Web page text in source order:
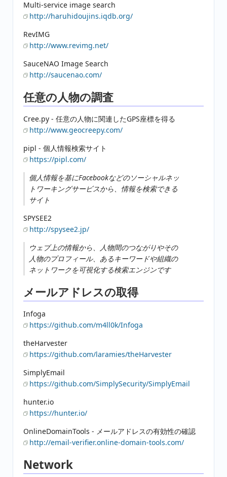
Multi-service image search
http://haruhidoujins.iqdb.org/
RevIMG
http://www.revimg.net/
SauceNAO Image Search
http://saucenao.com/
任意の人物の調査
Cree.py - 任意の人物に関連したGPS座標を得る
http://www.geocreepy.com/
pipl - 個人情報検索サイト
https://pipl.com/
個人情報を基にFacebookなどのソーシャルネッ
トワーキングサービスから、情報を検索できる
サイト
SPYSEE2
http://spysee2.jp/
ウェブ上の情報から、人物間のつながりやその
人物のプロフィール、あるキーワードや組織の
ネットワークを可視化する検索エンジンです
メールアドレスの取得
Infoga
https://github.com/m4ll0k/Infoga
theHarvester
https://github.com/laramies/theHarvester
SimplyEmail
https://github.com/SimplySecurity/SimplyEmail
hunter.io
https://hunter.io/
OnlineDomainTools - メールアドレスの有効性の確認
http://email-verifier.online-domain-tools.com/
Network